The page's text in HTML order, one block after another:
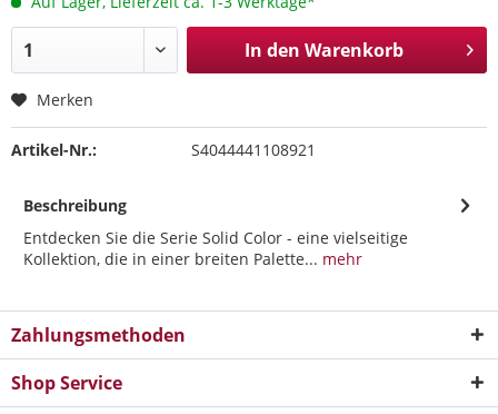
In den Warenkorb
Merken
Artikel-Nr.: S4044441108921
Beschreibung
Entdecken Sie die Serie Solid Color - eine vielseitige
Kollektion, die in einer breiten Palette... mehr
Zahlungsmethoden
Shop Service